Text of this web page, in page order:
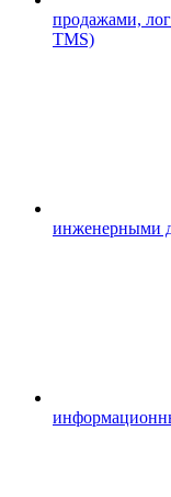
продажами,
TMS)
инженерными